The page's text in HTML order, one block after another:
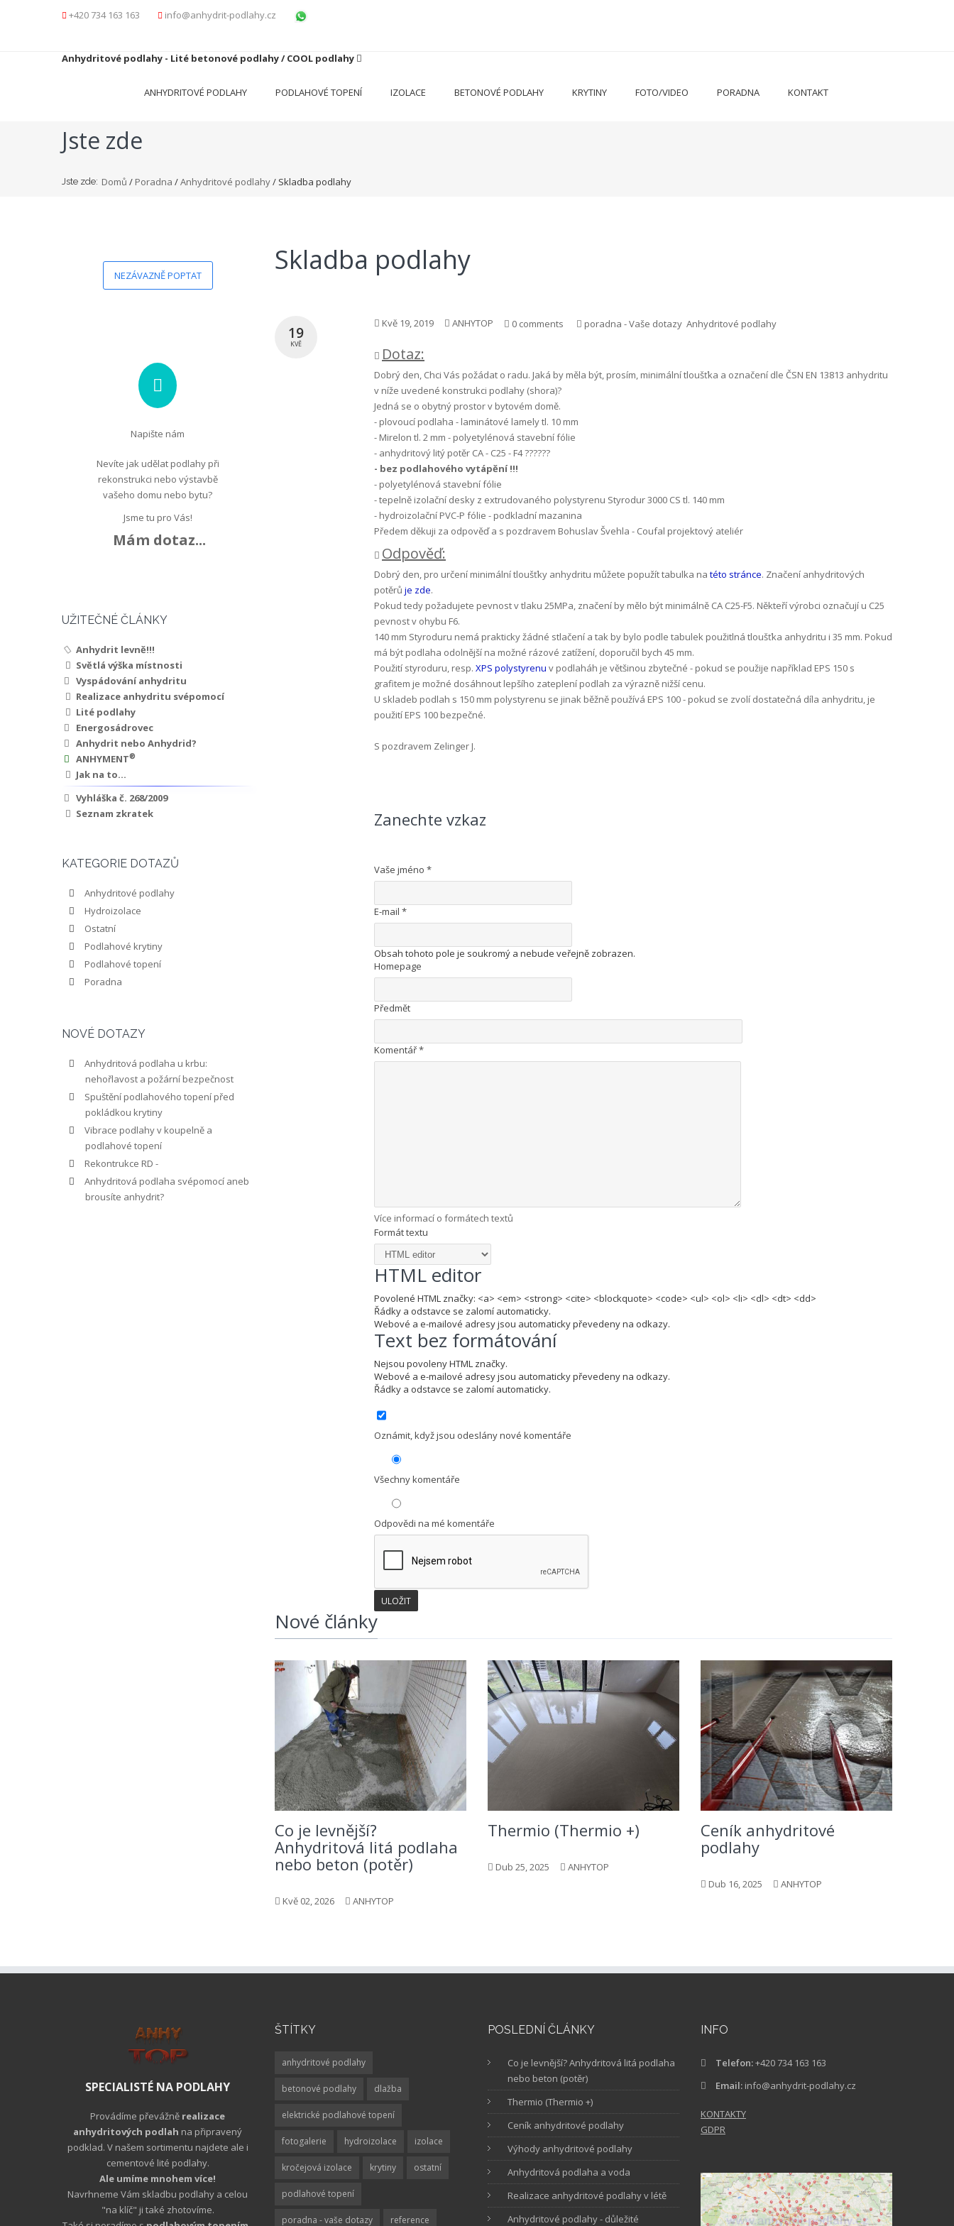
+420 734 163 163 info@anhydrit-podlahy.cz
Anhydritové podlahy - Lité betonové podlahy / COOL podlahy
ANHYDRITOVÉ PODLAHY PODLAHOVÉ TOPENÍ IZOLACE BETONOVÉ PODLAHY KRYTINY FOTO/VIDEO PORADNA KONTAKT
Jste zde
Jste zde: Domů / Poradna /Anhydritové podlahy/ Skladba podlahy
NEZÁVAZNĚ POPTAT
Napište nám
Nevíte jak udělat podlahy při
rekonstrukci nebo výstavbě
vašeho domu nebo bytu?
Jsme tu pro Vás!
Mám dotaz...
UŽITEČNÉ ČLÁNKY
Anhydrit levně!!!
Světlá výška místnosti
Vyspádování anhydritu
Realizace anhydritu svépomocí
Lité podlahy
Energosádrovec
Anhydrit nebo Anhydrid?
ANHYMENT®
Jak na to...
Vyhláška č. 268/2009
Seznam zkratek
KATEGORIE DOTAZŮ
Anhydritové podlahy
Hydroizolace
Ostatní
Podlahové krytiny
Podlahové topení
Poradna
NOVÉ DOTAZY
Anhydritová podlaha u krbu:
nehořlavost a požární bezpečnost
Spuštění podlahového topení před
pokládkou krytiny
Vibrace podlahy v koupelně a
podlahové topení
Rekontrukce RD -
Anhydritová podlaha svépomocí aneb
brousíte anhydrit?
Skladba podlahy
19
KVĚ
Kvě 19, 2019 ANHYTOP 0 comments poradna - Vaše dotazy Anhydritové podlahy
Dotaz:
Dobrý den, Chci Vás požádat o radu. Jaká by měla být, prosím, minimální tloušťka a označení dle ČSN EN 13813 anhydritu
v níže uvedené konstrukci podlahy (shora)?
Jedná se o obytný prostor v bytovém domě.
- plovoucí podlaha - laminátové lamely tl. 10 mm
- Mirelon tl. 2 mm - polyetylénová stavební fólie
- anhydritový litý potěr CA - C25 - F4 ??????
- bez podlahového vytápění !!!
- polyetylénová stavební fólie
- tepelně izolační desky z extrudovaného polystyrenu Styrodur 3000 CS tl. 140 mm
- hydroizolační PVC-P fólie - podkladní mazanina
Předem děkuji za odpověď a s pozdravem Bohuslav Švehla - Coufal projektový ateliér
Odpověď:
Dobrý den, pro určení minimální tloušťky anhydritu můžete popužít tabulka na této stránce. Značení anhydritových
potěrů je zde.
Pokud tedy požadujete pevnost v tlaku 25MPa, značení by mělo být minimálně CA C25-F5. Někteří výrobci označují u C25
pevnost v ohybu F6.
140 mm Styroduru nemá prakticky žádné stlačení a tak by bylo podle tabulek použitlná tloušťka anhydritu i 35 mm. Pokud
má být podlaha odolnější na možné rázové zatížení, doporučil bych 45 mm.
Použití styroduru, resp. XPS polystyrenu v podlaháh je většinou zbytečné - pokud se použije například EPS 150 s
grafitem je možné dosáhnout lepšího zateplení podlah za výrazně nižší cenu.
U skladeb podlah s 150 mm polystyrenu se jinak běžně používá EPS 100 - pokud se zvolí dostatečná díla anhydritu, je
použití EPS 100 bezpečné.
S pozdravem Zelinger J.
Zanechte vzkaz
Vaše jméno *
E-mail *
Obsah tohoto pole je soukromý a nebude veřejně zobrazen.
Homepage
Předmět
Komentář*
Více informací o formátech textů
Formát textu
HTML editor
Povolené HTML značky: <a> <em> <strong> <cite> <blockquote> <code> <ul> <ol> <li> <dl> <dt> <dd>
Řádky a odstavce se zalomí automaticky.
Webové a e-mailové adresy jsou automaticky převedeny na odkazy.
Text bez formátování
Nejsou povoleny HTML značky.
Webové a e-mailové adresy jsou automaticky převedeny na odkazy.
Řádky a odstavce se zalomí automaticky.
Oznámit, když jsou odeslány nové komentáře
Všechny komentáře
Odpovědi na mé komentáře
Nové články
Co je levnější?
Anhydritová litá podlaha
nebo beton (potěr)
Kvě 02, 2026 ANHYTOP
Thermio (Thermio +)
Dub 25, 2025 ANHYTOP
Ceník anhydritové
podlahy
Dub 16, 2025 ANHYTOP
SPECIALISTÉ NA PODLAHY
Provádíme převážně realizace
anhydritových podlah na připravený
podklad. V našem sortimentu najdete ale i
cementové lité podlahy.
Ale umíme mnohem více!
Navrhneme Vám skladbu podlahy a celou
"na klíč" ji také zhotovíme.
ŠTÍTKY
anhydritové podlahy
betonové podlahy dlažba
elektrické podlahové topení
fotogalerie hydroizolace izolace
kročejová izolace krytiny ostatní
podlahové topení
poradna - vaše dotazy reference
POSLEDNÍ ČLÁNKY
Co je levnější? Anhydritová litá podlaha
nebo beton (potěr)
Thermio (Thermio +)
Ceník anhydritové podlahy
Výhody anhydritové podlahy
Anhydritová podlaha a voda
Realizace anhydritové podlahy v létě
Anhydritové podlahy - důležité
INFO
Telefon:+420 734 163 163
Email: info@anhydrit-podlahy.cz
KONTAKTY
GDPR